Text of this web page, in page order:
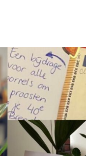
VAN ➸ Zaterdag
Bingoshow